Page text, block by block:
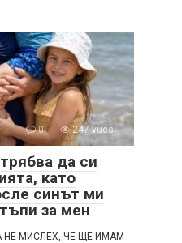
0 247 vues
да си
като
синът ми
за мен
НЕ МИСЛЕХ, ЧЕ ЩЕ ИМАМ